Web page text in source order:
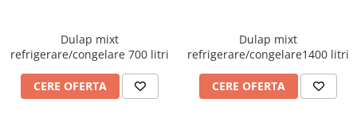
Dulap mixt
refrigerare/congelare 700 litri
CERE OFERTA
Dulap mixt
refrigerare/congelare1400 litri
CERE OFERTA